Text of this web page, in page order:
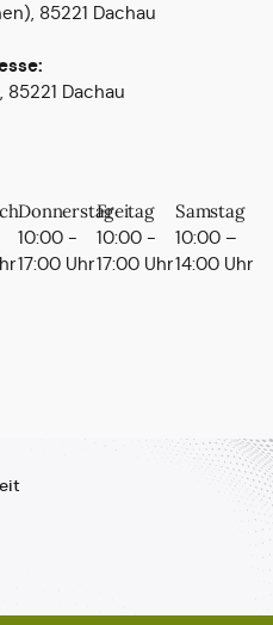
85221 Dachau
85221 Dachau
Donnerstag
10:00 -
17:00 Uhr
Freitag
10:00 -
17:00 Uhr
Samstag
10:00 –
14:00 Uhr